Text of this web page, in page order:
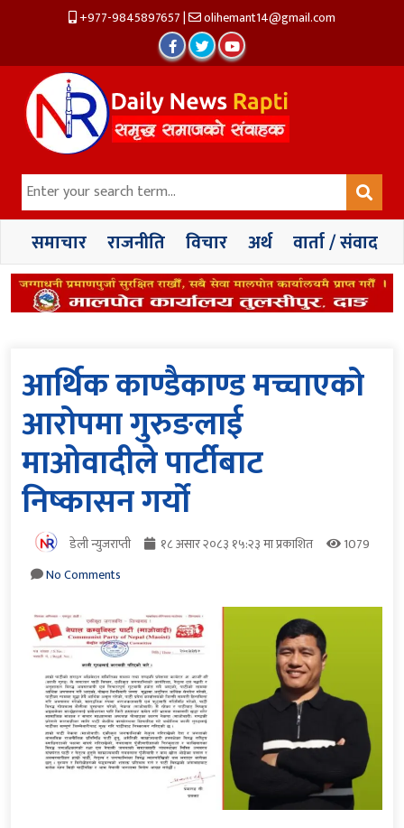
+977-9845897657| olihemant14@gmail.com
समाचार राजनीति विचार अर्थ वार्ता / संवाद
आर्थिक काण्डैकाण्ड मच्चाएको
आरोपमा गुरुङलाई
माओवादीले पार्टीबाट
निष्कासन गर्यो
डेली न्युजराप्ती १८ असार २०८३ १५:२३ मा प्रकाशित
1079
No Comments